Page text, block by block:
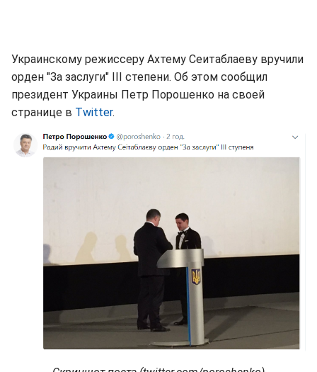
Украинскому режиссеру Ахтему Сеитаблаеву вручили
орден "За заслуги" ІІІ степени. Об этом сообщил
президент Украины Петр Порошенко на своей
странице в Twitter.